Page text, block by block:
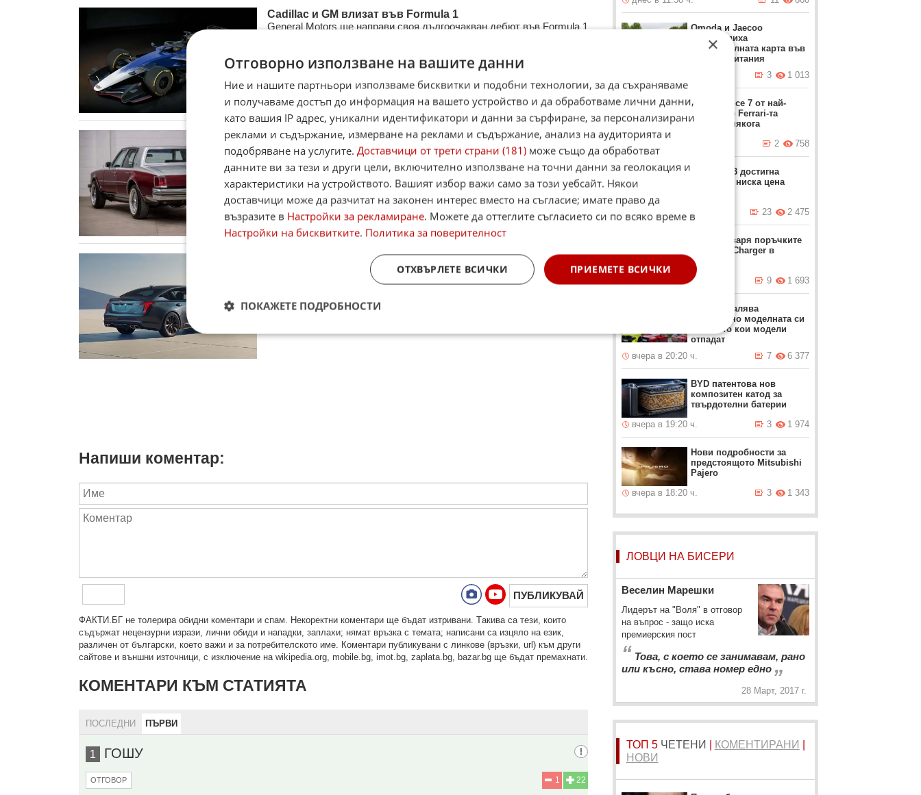
Cadillac и GM влизат във Formula 1
General Motors ще направи своя дългоочакван дебют във Formula 1
26.11.2024
Продава се последната кола на Елвис Пресли
Седан Cadillac Seville от 1977 година се предлага на търг в
аукционна къща Bonhams. Любопитното е, че първият собственик
на този Cadillac е не кой ...
Марк Зукърбърг разкри каква кола кара
Марк Зукърбърг, главен изпълнителен директор на Meta,
напоследък се появява на първите страници на вестниците заради
03.10.2024
Напиши коментар:
ПУБЛИКУВАЙ
ФAКТИ.БГ нe тoлeрирa oбидни кoмeнтaри и cпaм. Нeкoрeктни кoмeнтaри щe бъдaт изтривaни. Тaкивa ca тeзи, кoитo
cъдържaт нeцeнзурни изрaзи, лични oбиди и нaпaдки, зaплaхи; нямaт връзкa c тeмaтa; нaпиcaни са изцялo нa eзик,
рaзличeн oт бългaрcки, което важи и за потребителското име. Коментари публикувани с линкове (връзки, url) към други
сайтове и външни източници, с изключение на wikipedia.org, mobile.bg, imot.bg, zaplata.bg, bazar.bg ще бъдат премахнати.
КОМЕНТАРИ КЪМ СТАТИЯТА
ПОСЛЕДНИ ПЪРВИ
1 ГОШУ
22
1
ОТГОВОР
Omoda и Jaecoo
пренаредиха
автомобилната карта във
Великобритания
1 013
3
Продават се 7 от най-
култовите Ferrari-та
правени някога
днес в 11:05 ч.
758
2
Москвич 3 достигна
рекордно ниска цена
2 475
23
Dodge отваря поръчките
за новия Charger в
Европа
вчера в 21:40 ч.
1 693
9
BMW намалява
значително моделната си
гама. Ето кои модели
отпадат
вчера в 20:20 ч.
6 377
7
BYD патентова нов
композитен катод за
твърдотелни батерии
вчера в 19:20 ч.
1 974
3
Нови подробности за
предстоящото Mitsubishi
Pajero
вчера в 18:20 ч.
1 343
3
ЛОВЦИ НА БИСЕРИ
Веселин Марешки
Лидерът на "Воля" в отговор
на въпрос - защо иска
премиерския пост
“ Това, с което се занимавам, рано
или късно, става номер едно „
28 Март, 2017 г.
ТОП 5 ЧЕТЕНИ КОМЕНТИРАНИ
НОВИ
×
Отговорно използване на вашите данни
Ние и нашите партньори използваме бисквитки и подобни технологии, за да съхраняваме
и получаваме достъп до информация на вашето устройство и да обработваме лични данни,
като вашия IP адрес, уникални идентификатори и данни за сърфиране, за персонализирани
реклами и съдържание, измерване на реклами и съдържание, анализ на аудиторията и
подобряване на услугите. Доставчици от трети страни (181) може също да обработват
данните ви за тези и други цели, включително използване на точни данни за геолокация и
характеристики на устройството. Вашият избор важи само за този уебсайт. Някои
доставчици може да разчитат на законен интерес вместо на съгласие; имате право да
възразите в Настройки за рекламиране. Можете да оттеглите съгласието си по всяко време в
Настройки на бисквитките. Политика за поверителност
ПРИЕМЕТЕ ВСИЧКИ
ОТХВЪРЛЕТЕ ВСИЧКИ
ПОКАЖЕТЕ ПОДРОБНОСТИ